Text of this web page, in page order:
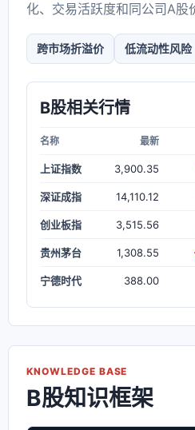
化、交易活跃度和同公司A股
跨市场折溢价 低流动性风险
B股相关行情
名称 最新
上证指数 3,900.35
深证成指 14,110.12
创业板指 3,515.56
贵州茅台 1,308.55
宁德时代 388.00
KNOWLEDGE BASE
B股知识框架